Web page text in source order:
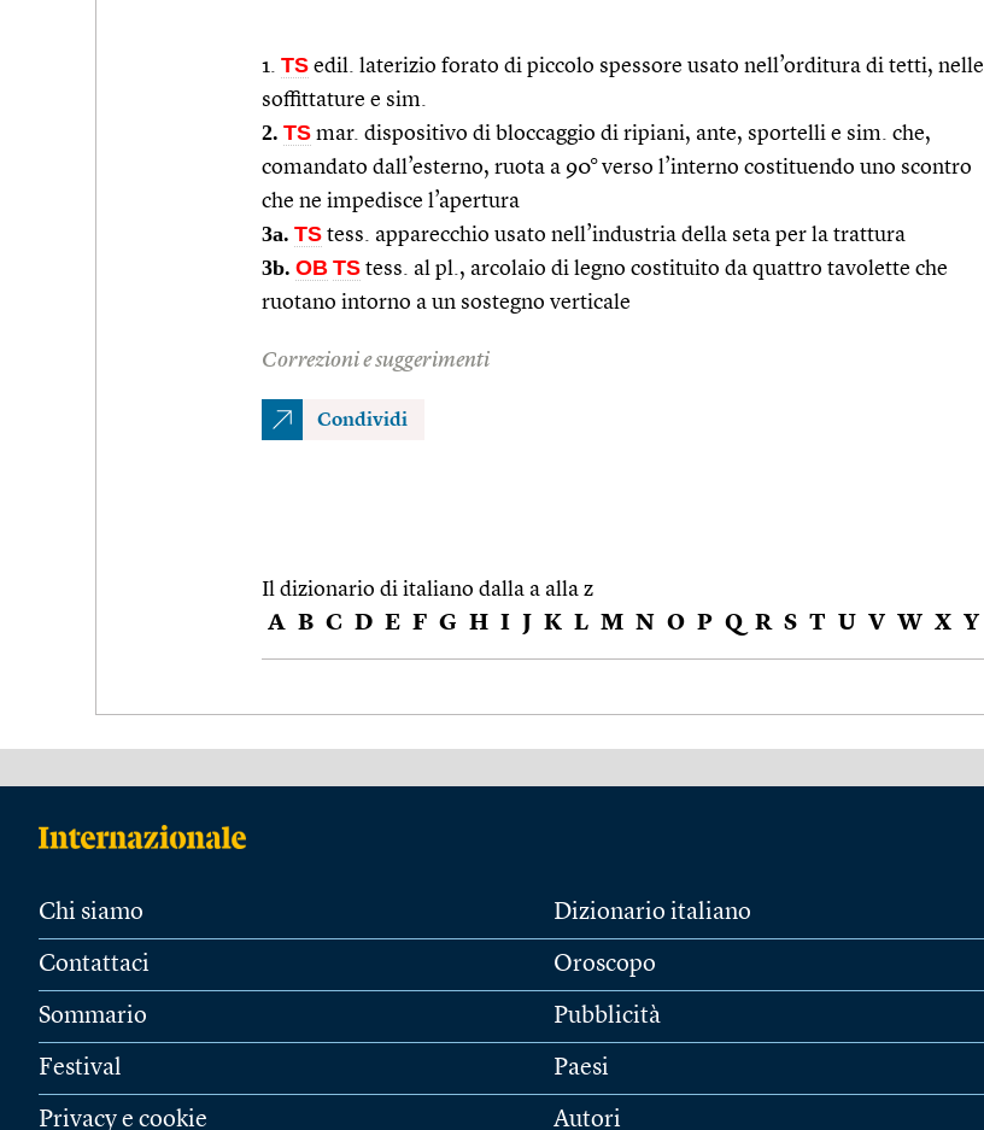
1. TS edil. laterizio forato di piccolo spessore usato nell’orditura di tetti, nelle
soffittature e sim.
2. TS mar. dispositivo di bloccaggio di ripiani, ante, sportelli e sim. che,
comandato dall’esterno, ruota a 90° verso l’interno costituendo uno scontro
che ne impedisce l’apertura
3a. TS tess. apparecchio usato nell’industria della seta per la trattura
3b. OB TS tess. al pl., arcolaio di legno costituito da quattro tavolette che
ruotano intorno a un sostegno verticale
Correzioni e suggerimenti
Condividi
Il dizionario di italiano dalla a alla z
A B C D E F G H I J K L M N O P Q R S T U V W X Y
Chi siamo
Contattaci
Sommario
Festival
Privacy e cookie
Dizionario italiano
Oroscopo
Pubblicità
Paesi
Autori